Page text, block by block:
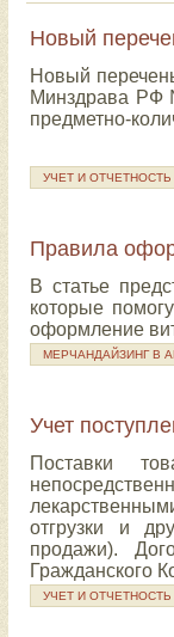
Новый
Новый
Минздрава РФ
предметно-
УЧЕТ И ОТЧЕТНОСТЬ
Правила
В статье
которые
оформление
МЕРЧАНДАЙЗИНГ В
Учет
Поставки
отгрузки и
продажи).
Гражданского
УЧЕТ И ОТЧЕТНОСТЬ